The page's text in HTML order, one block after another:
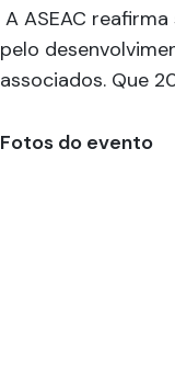
A ASEAC
pelo
associados. Que
Fotos do evento